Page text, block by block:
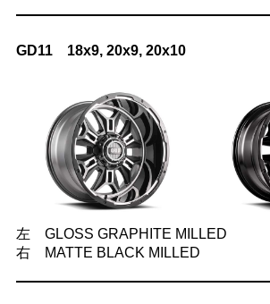
GD11 18x9, 20x9, 20x10
左 GLOSS GRAPHITE MILLED
右 MATTE BLACK MILLED